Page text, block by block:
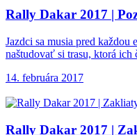
Rally Dakar 2017 |
Jazdci sa musia pred
naštudovať si trasu, ktorá
14. februára 2017
Rally Dakar 2017 |